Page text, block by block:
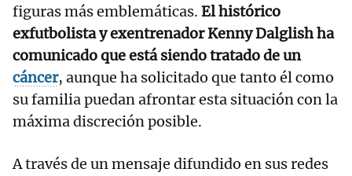
figuras más emblemáticas. El histórico
exfutbolista y exentrenador Kenny Dalglish ha
comunicado que está siendo tratado de un
cáncer, aunque ha solicitado que tanto él como
su familia puedan afrontar esta situación con la
máxima discreción posible.
A través de un mensaje difundido en sus redes